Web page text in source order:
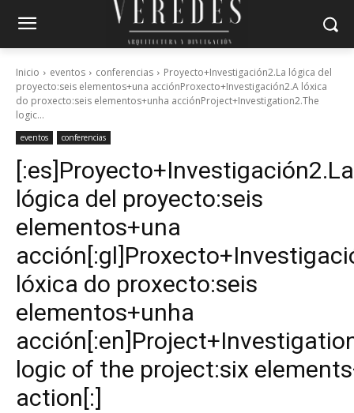
Inicio eventos conferencias
Proyecto+Investigación2.La lógica del
proyecto:seis elementos+una acciónProxecto+Investigación2.A lóxica
do proxecto:seis elementos+unha acciónProject+Investigation2.The
logic...
eventos conferencias
[:es]Proyecto+Investigación2.La
lógica del proyecto:seis
elementos+una
lóxica do proxecto:seis
elementos+unha
logic of the project:six
action[:]